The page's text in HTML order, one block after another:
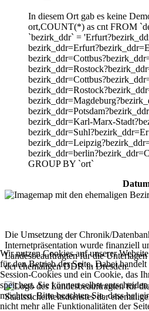
In diesem Ort gab es keine
ort,COUNT(*) as cnt FROM
`bezirk_ddr` =
bezirk_ddr=Karl-Marx-
GROUP BY `ort`
Die Umsetzung der Chronik/
Internetpräsentation wurde finanziell
Landesbeauftragten für die Unterlagen
der ehemaligen DDR in Dresden.
Wir nutzen Cookies auf unserer
für den Betrieb der Seite. Dabei handelt
Session-Cookies und ein Cookie, das
speichert. Sie können selbst
möchten. Bitte beachten Sie, dass bei
nicht mehr alle Funktionalitäten der